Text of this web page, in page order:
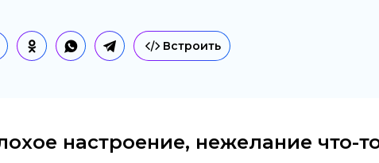
Встроить
настроение, нежелание что-